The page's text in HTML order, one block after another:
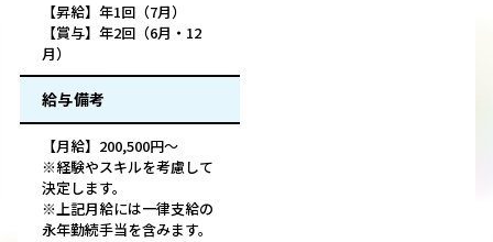
【昇給】年1回（7月）
【賞与】年2回（6月・12
月）
給与備考
【月給】200,500円～
※経験やスキルを考慮して
決定します。
※上記月給には一律支給の
永年勤続手当を含みます。